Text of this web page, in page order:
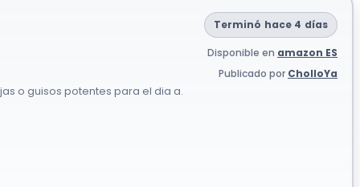
Terminó hace 4 días
Disponible en amazon ES
Publicado por CholloYa
o guisos potentes para el dia a.